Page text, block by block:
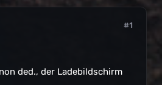
#1
ded., der Ladebildschirm